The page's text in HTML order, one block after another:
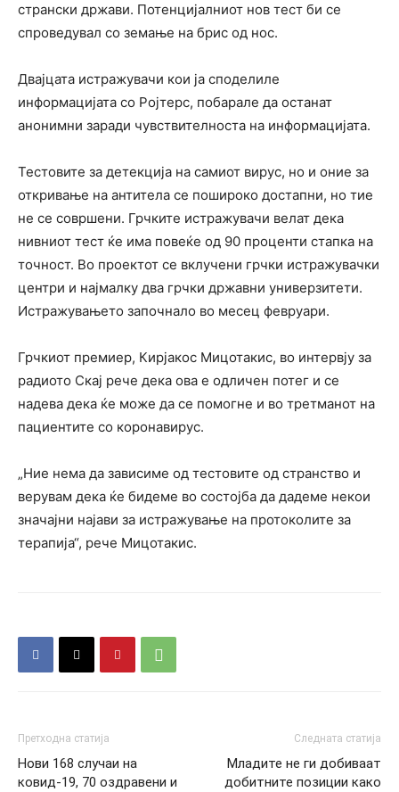
странски држави. Потенцијалниот нов тест би се
спроведувал со земање на брис од нос.
Двајцата истражувачи кои ја споделиле
информацијата со Ројтерс, побарале да останат
анонимни заради чувствителноста на информацијата.
Тестовите за детекција на самиот вирус, но и оние за
откривање на антитела се пошироко достапни, но тие
не се совршени. Грчките истражувачи велат дека
нивниот тест ќе има повеќе од 90 проценти стапка на
точност. Во проектот се вклучени грчки истражувачки
центри и најмалку два грчки државни универзитети.
Истражувањето започнало во месец февруари.
Грчкиот премиер, Кирјакос Мицотакис, во интервју за
радиото Скај рече дека ова е одличен потег и се
надева дека ќе може да се помогне и во третманот на
пациентите со коронавирус.
„Ние нема да зависиме од тестовите од странство и
верувам дека ќе бидеме во состојба да дадеме некои
значајни најави за истражување на протоколите за
терапија“, рече Мицотакис.
Претходна статија
Нови 168 случаи на
ковид-19, 70 оздравени и
Следната статија
Младите не ги добиваат
добитните позиции како